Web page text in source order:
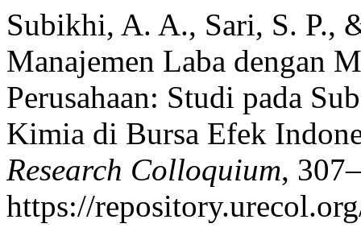
Subikhi, A. A., Sari, S. P.,
Manajemen Laba dengan
Perusahaan: Studi pada
Kimia di Bursa Efek
Research Colloquium,
https://